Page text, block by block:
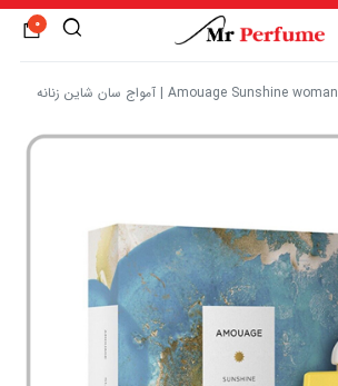
0
Amouage Sunshine woman | آمواج سان شاین زنانه